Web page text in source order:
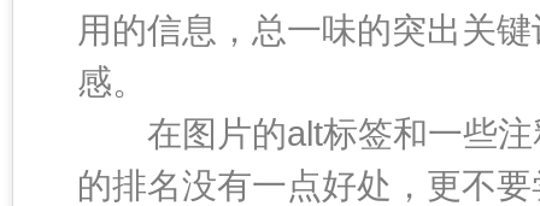
用的信息，总一味的突出关
感。
在图片的alt标签和一些注
的排名没有一点好处，更不